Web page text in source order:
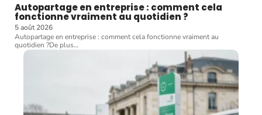
Autopartage en entreprise : comment cela
fonctionne vraiment au quotidien ?
5 août 2026
Autopartage en entreprise : comment cela fonctionne vraiment au
quotidien ?De plus…